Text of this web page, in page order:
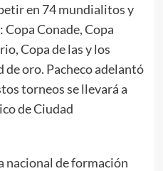
en 74 mundialitos y
Conade, Copa
Copa de las y los
de oro. Pacheco adelantó
torneos se llevará a
de Ciudad
nacional de formación